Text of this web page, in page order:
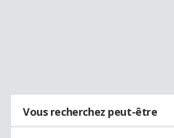
Vous recherchez peut-être